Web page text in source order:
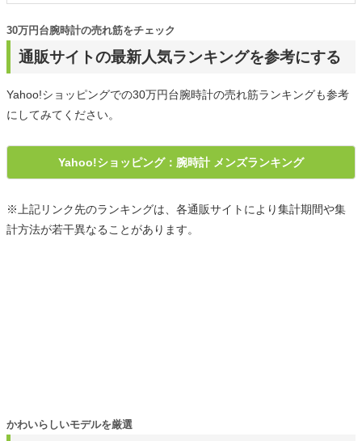
通販サイトの最新人気ランキングを参考にする
30万円台腕時計の売れ筋をチェック
Yahoo!ショッピングでの30万円台腕時計の売れ筋ランキングも参考
にしてみてください。
Yahoo!ショッピング：腕時計 メンズランキング
※上記リンク先のランキングは、各通販サイトにより集計期間や集
計方法が若干異なることがあります。
かわいらしいモデルを厳選